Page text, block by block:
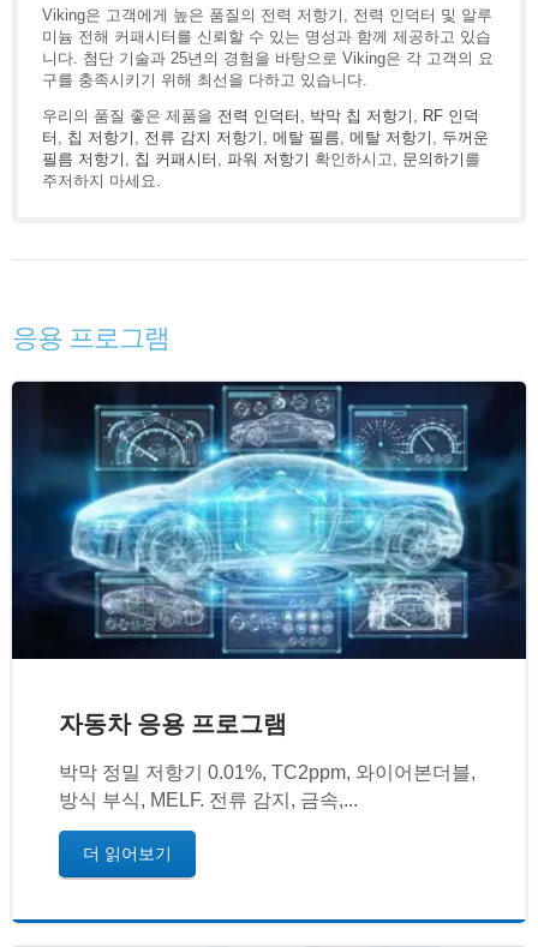
Viking은 고객에게 높은 품질의 전력 저항기, 전력 인덕터 및 알루
미늄 전해 커패시터를 신뢰할 수 있는 명성과 함께 제공하고 있습
니다. 첨단 기술과 25년의 경험을 바탕으로 Viking은 각 고객의 요
구를 충족시키기 위해 최선을 다하고 있습니다.
우리의 품질 좋은 제품을 전력 인덕터 박막 칩 저항기
RF 인덕
터
칩 저항기 전류 감지 저항기 메탈 필름 메탈 저항기
두꺼운
필름 저항기
칩 커패시터 파워 저항기 확인하시고, 문의하기 를
주저하지 마세요.
응용 프로그램
자동차 응용 프로그램
박막 정밀 저항기 0.01%, TC2ppm, 와이어본더블,
방식 부식, MELF. 전류 감지, 금속,...
더 읽어보기